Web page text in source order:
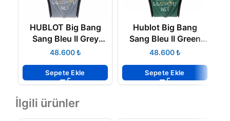
HUBLOT Big Bang
Sang Bleu II Grey
Ceramıc 45mm Super
₺
Sepete Ekle
Hublot Big Bang
Sang Bleu II Green
Ceramic 45mm Super
₺
Sepete Ekle
İlgili ürünler